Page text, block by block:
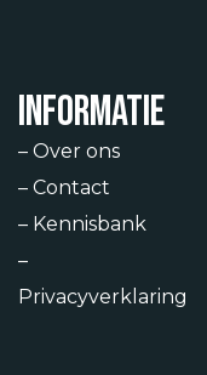
Informatie
– Over ons
– Contact
– Kennisbank
–
Privacyverklaring